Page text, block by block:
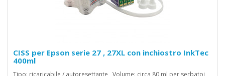
CISS per Epson serie 27 , 27XL con inchiostro InkTec
400ml
Tipo: ricaricabile / autoresettante , Volume: circa 80 ml per serbatoi ,